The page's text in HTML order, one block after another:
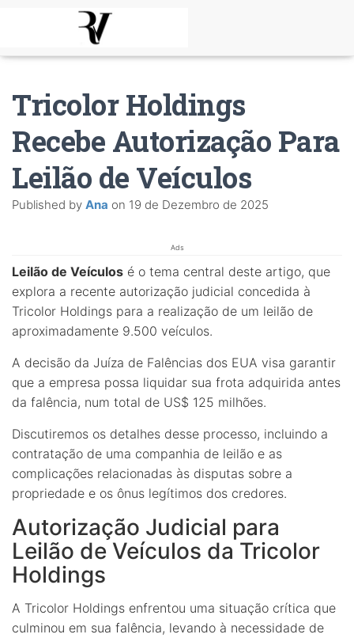
Tricolor Holdings
Recebe Autorização Para
Leilão de Veículos
Published by Ana on 19 de Dezembro de 2025
Ads
Leilão de Veículos é o tema central deste artigo, que
explora a recente autorização judicial concedida à
Tricolor Holdings para a realização de um leilão de
aproximadamente 9.500 veículos.
A decisão da Juíza de Falências dos EUA visa garantir
que a empresa possa liquidar sua frota adquirida antes
da falência, num total de US$ 125 milhões.
Discutiremos os detalhes desse processo, incluindo a
contratação de uma companhia de leilão e as
complicações relacionadas às disputas sobre a
propriedade e os ônus legítimos dos credores.
Autorização Judicial para
Leilão de Veículos da Tricolor
Holdings
A Tricolor Holdings enfrentou uma situação crítica que
culminou em sua falência, levando à necessidade de